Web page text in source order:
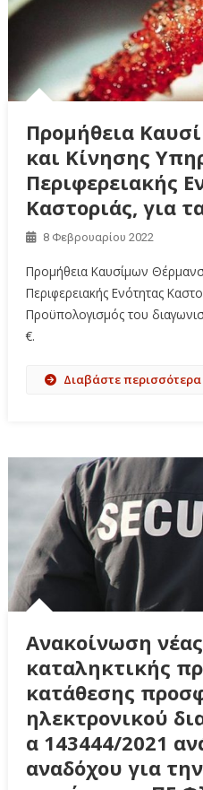
Προμήθεια
και Κίνησης
Περιφερειακής
Καστοριάς, για
8 Φεβρουαρίου 2022
Προμήθεια Καυσίμων
Περιφερειακής Ενότητας
Προϋπολογισμός του
€.
Διαβάστε περισσότερα
Ανακοίνωση
καταληκτικής
κατάθεσης
ηλεκτρονικού
α 143444/2021
αναδόχου για